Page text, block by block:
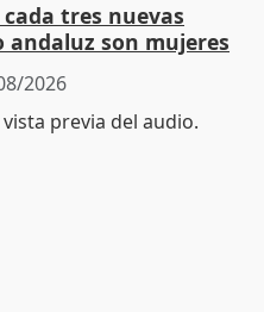
tres nuevas
andaluz son mujeres
2026